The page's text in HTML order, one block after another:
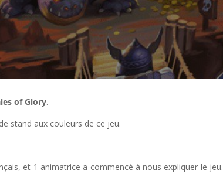
of Glory.
stand aux couleurs de ce jeu.
et 1 animatrice a commencé à nous expliquer le jeu.